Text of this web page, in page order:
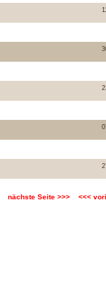
nächste Seite >>> <<<